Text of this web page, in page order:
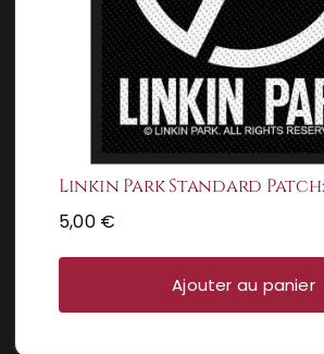
Linkin Park Standard Patch:
5,00 €
Ajouter au panier